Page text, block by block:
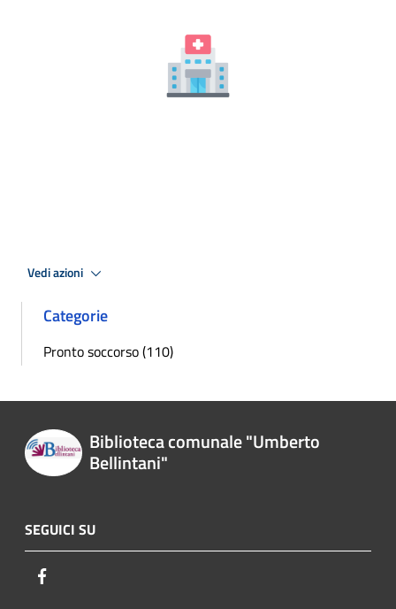
Vedi azioni
Categorie
Pronto soccorso (110)
Biblioteca comunale "Umberto
Bellintani"
SEGUICI SU